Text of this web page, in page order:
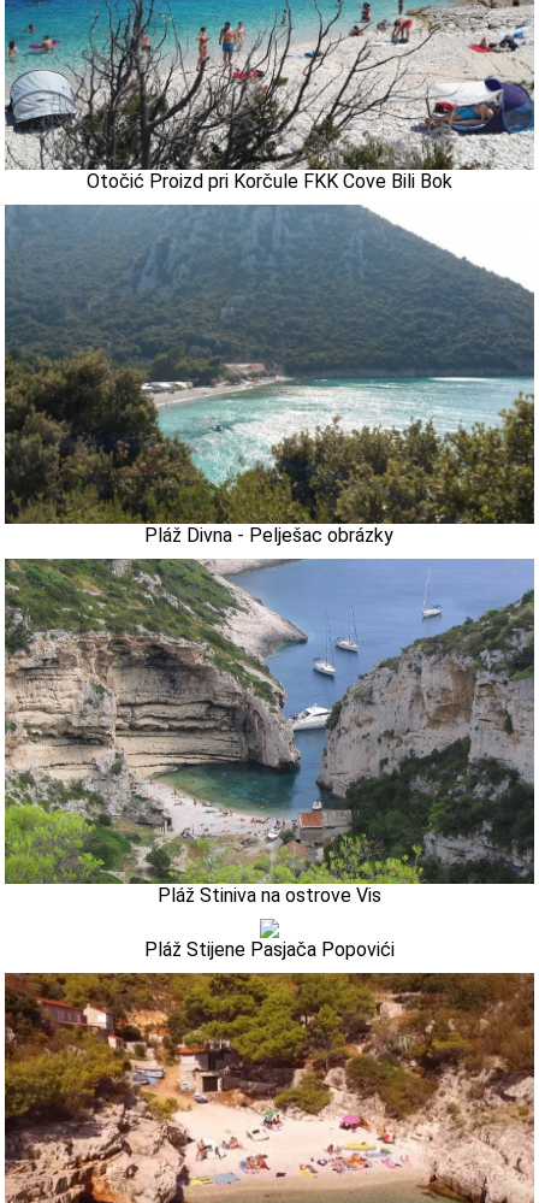
Otočić Proizd pri Korčule FKK Cove Bili Bok
Pláž Divna - Pelješac obrázky
Pláž Stiniva na ostrove Vis
Pláž Stijene Pasjača Popovići